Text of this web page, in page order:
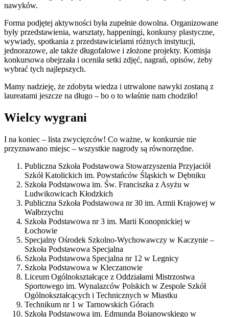
nawyków.
Forma podjętej aktywności była zupełnie dowolna. Organizowane
były przedstawienia, warsztaty, happeningi, konkursy plastyczne,
wywiady, spotkania z przedstawicielami różnych instytucji,
jednorazowe, ale także długofalowe i złożone projekty. Komisja
konkursowa obejrzała i oceniła setki zdjęć, nagrań, opisów, żeby
wybrać tych najlepszych.
Mamy nadzieję, że zdobyta wiedza i utrwalone nawyki zostaną z
laureatami jeszcze na długo – bo o to właśnie nam chodziło!
Wielcy wygrani
I na koniec – lista zwycięzców! Co ważne, w konkursie nie
przyznawano miejsc – wszystkie nagrody są równorzędne.
Publiczna Szkoła Podstawowa Stowarzyszenia Przyjaciół
Szkół Katolickich im. Powstańców Śląskich w Dębniku
Szkoła Podstawowa im. Św. Franciszka z Asyżu w
Ludwikowicach Kłodzkich
Publiczna Szkoła Podstawowa nr 30 im. Armii Krajowej w
Wałbrzychu
Szkoła Podstawowa nr 3 im. Marii Konopnickiej w
Łochowie
Specjalny Ośrodek Szkolno-Wychowawczy w Kaczynie –
Szkoła Podstawowa Specjalna
Szkoła Podstawowa Specjalna nr 12 w Legnicy
Szkoła Podstawowa w Kleczanowie
Liceum Ogólnokształcące z Oddziałami Mistrzostwa
Sportowego im. Wynalazców Polskich w Zespole Szkół
Ogólnokształcących i Technicznych w Miastku
Technikum nr 1 w Tarnowskich Górach
Szkoła Podstawowa im. Edmunda Bojanowskiego w